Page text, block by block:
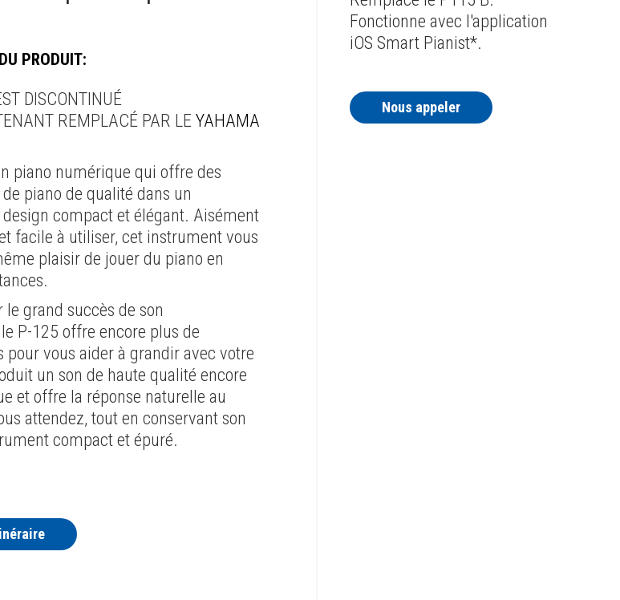
PRODUIT:
DISCONTINUÉ
REMPLACÉ PAR LE YAHAMA
piano numérique qui offre des
piano de qualité dans un
compact et élégant. Aisément
facile à utiliser, cet instrument vous
plaisir de jouer du piano en
le grand succès de son
P-125 offre encore plus de
pour vous aider à grandir avec votre
un son de haute qualité encore
et offre la réponse naturelle au
attendez, tout en conservant son
compact et épuré.
Fonctionne avec l'application
iOS Smart Pianist*.
Nous appeler